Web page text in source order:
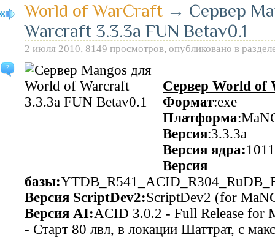
2
World of WarCraft → Сервер
Warcraft 3.3.3a FUN Betav0.1
2 июля 2010, 8149 просмотров, опубликовано в
Сервер World of
Формат:exe
Платформа
Версия:3.3.3a
Версия ядра:
Версия
базы:
Версия ScriptDev2:ScriptDev2 (for
Версия AI:ACID 3.0.2 - Full Release for
- Старт 80 лвл, в локации Шаттрат, с